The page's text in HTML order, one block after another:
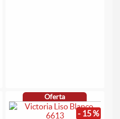
Oferta
- 15 %